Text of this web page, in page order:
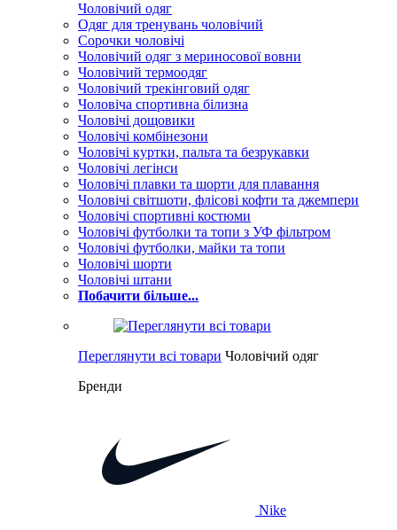
Чоловічий одяг
Одяг для тренувань чоловічий
Сорочки чоловічі
Чоловічий одяг з мериносової вовни
Чоловічий термоодяг
Чоловічий трекінговий одяг
Чоловіча спортивна білизна
Чоловічі дощовики
Чоловічі комбінезони
Чоловічі куртки, пальта та безрукавки
Чоловічі легінси
Чоловічі плавки та шорти для плавання
Чоловічі світшоти, флісові кофти та джемпери
Чоловічі спортивні костюми
Чоловічі футболки та топи з УФ фільтром
Чоловічі футболки, майки та топи
Чоловічі шорти
Чоловічі штани
Побачити більше...
Переглянути всі товари Чоловічий одяг
Бренди
Nike